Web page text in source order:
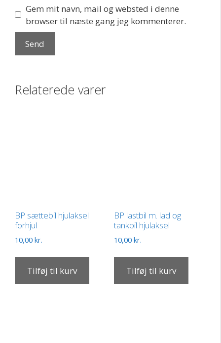
Gem mit navn, mail og websted i denne
browser til næste gang jeg kommenterer.
Relaterede varer
BP sættebil hjulaksel
forhjul
10,00 kr.
Tilføj til kurv
BP lastbil m. lad og
tankbil hjulaksel
10,00 kr.
Tilføj til kurv